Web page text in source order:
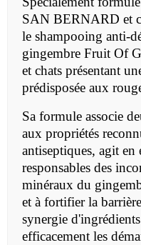
SAN BERNARD et
le shampooing anti-
gingembre Fruit Of
et chats présentant
prédisposée aux
Sa formule associe
aux propriétés
antiseptiques, agit en
responsables des
minéraux du
et à fortifier la
synergie
efficacement les